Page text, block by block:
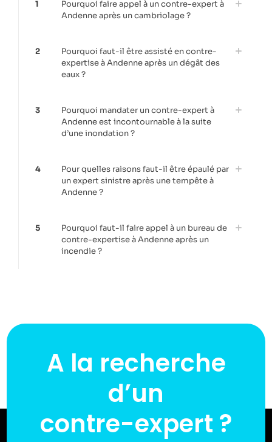
1
Pourquoi faire appel à un contre-expert à
Andenne après un cambriolage ?
2
Pourquoi faut-il être assisté en contre-
expertise à Andenne après un dégât des
eaux ?
3
Pourquoi mandater un contre-expert à
Andenne est incontournable à la suite
d’une inondation ?
4
Pour quelles raisons faut-il être épaulé par
un expert sinistre après une tempête à
Andenne ?
5
Pourquoi faut-il faire appel à un bureau de
contre-expertise à Andenne après un
incendie ?
A la recherche
d’un
contre-expert ?